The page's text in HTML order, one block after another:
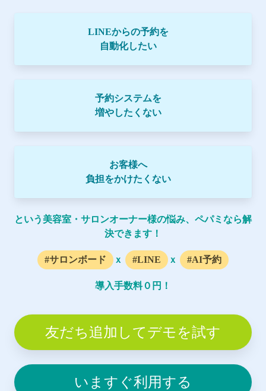
LINEからの予約を
自動化したい
予約システムを
増やしたくない
お客様へ
負担をかけたくない
という美容室・サロンオーナー様の悩み、ペパミなら解
決できます！
#サロンボード ｘ #LINE ｘ #AI予約
導入手数料０円！
友だち追加してデモを試す
いますぐ利用する